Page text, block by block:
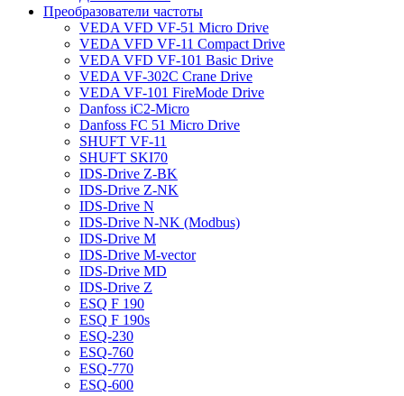
Преобразователи частоты
VEDA VFD VF-51 Micro Drive
VEDA VFD VF-11 Compact Drive
VEDA VFD VF-101 Basic Drive
VEDA VF-302C Crane Drive
VEDA VF-101 FireMode Drive
Danfoss iC2-Micro
Danfoss FC 51 Micro Drive
SHUFT VF-11
SHUFT SKI70
IDS-Drive Z-BK
IDS-Drive Z-NK
IDS-Drive N
IDS-Drive N-NK (Modbus)
IDS-Drive M
IDS-Drive M-vector
IDS-Drive MD
IDS-Drive Z
ESQ F 190
ESQ F 190s
ESQ-230
ESQ-760
ESQ-770
ESQ-600